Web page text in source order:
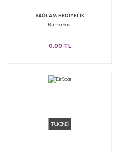
SAĞLAM HEDİYELİK
Burma Saat
0,00 TL
TÜKENDİ